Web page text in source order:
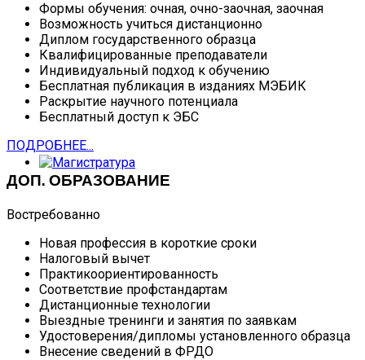
Формы обучения: очная, очно-заочная, заочная
Возможность учиться дистанционно
Диплом государственного образца
Квалифицированные преподаватели
Индивидуальный подход к обучению
Бесплатная публикация в изданиях МЭБИК
Раскрытие научного потенциала
Бесплатный доступ к ЭБС
ПОДРОБНЕЕ...
ДОП. ОБРАЗОВАНИЕ
Востребованно
Новая профессия в короткие сроки
Налоговый вычет
Практикоориентированность
Соответствие профстандартам
Дистанционные технологии
Выездные тренинги и занятия по заявкам
Удостоверения/дипломы установленного образца
Внесение сведений в ФРДО